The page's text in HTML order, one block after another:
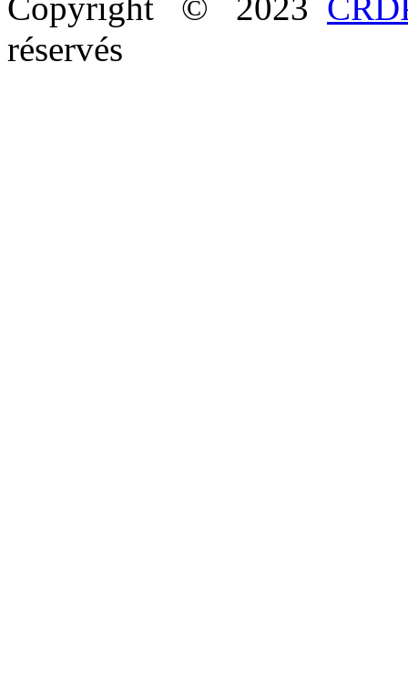
Copyright © 2023
réservés